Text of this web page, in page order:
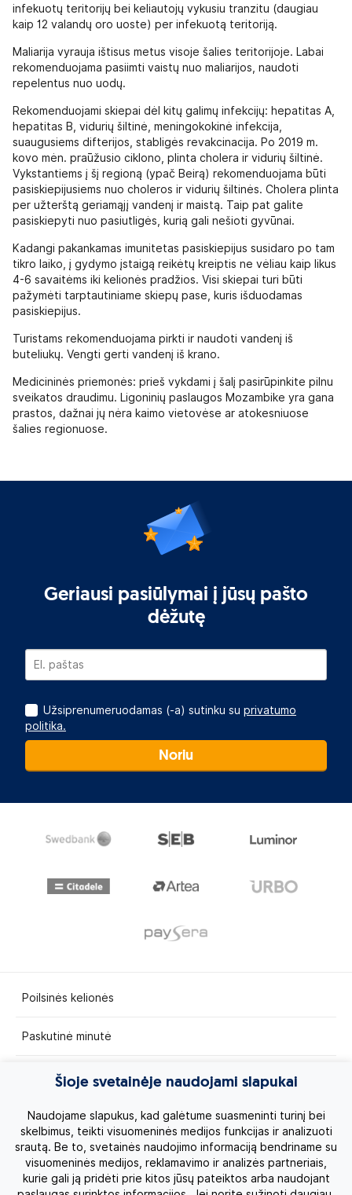
infekuotų teritorijų bei keliautojų vykusiu tranzitu (daugiau
kaip 12 valandų oro uoste) per infekuotą teritoriją.
Maliarija vyrauja ištisus metus visoje šalies teritorijoje. Labai
rekomenduojama pasiimti vaistų nuo maliarijos, naudoti
repelentus nuo uodų.
Rekomenduojami skiepai dėl kitų galimų infekcijų: hepatitas A,
hepatitas B, vidurių šiltinė, meningokokinė infekcija,
suaugusiems difterijos, stabligės revakcinacija. Po 2019 m.
kovo mėn. praūžusio ciklono, plinta cholera ir vidurių šiltinė.
Vykstantiems į šį regioną (ypač Beirą) rekomenduojama būti
pasiskiepijusiems nuo choleros ir vidurių šiltinės. Cholera plinta
per užterštą geriamąjį vandenį ir maistą. Taip pat galite
pasiskiepyti nuo pasiutligės, kurią gali nešioti gyvūnai.
Kadangi pakankamas imunitetas pasiskiepijus susidaro po tam
tikro laiko, į gydymo įstaigą reikėtų kreiptis ne vėliau kaip likus
4-6 savaitėms iki kelionės pradžios. Visi skiepai turi būti
pažymėti tarptautiniame skiepų pase, kuris išduodamas
pasiskiepijus.
Turistams rekomenduojama pirkti ir naudoti vandenį iš
buteliukų. Vengti gerti vandenį iš krano.
Medicininės priemonės: prieš vykdami į šalį pasirūpinkite pilnu
sveikatos draudimu. Ligoninių paslaugos Mozambike yra gana
prastos, dažnai jų nėra kaimo vietovėse ar atokesniuose
šalies regionuose.
Geriausi pasiūlymai į jūsų pašto
dėžutę
Užsiprenumeruodamas (-a) sutinku su privatumo
politika.
Noriu
Poilsinės kelionės
Paskutinė minutė
Egzotinės kelionės
Kruizai
Kelionės po Lietuvą
Apie mus
Šioje svetainėje naudojami slapukai
Naudojame slapukus, kad galėtume suasmeninti turinį bei
skelbimus, teikti visuomeninės medijos funkcijas ir analizuoti
srautą. Be to, svetainės naudojimo informaciją bendriname su
visuomeninės medijos, reklamavimo ir analizės partneriais,
kurie gali ją pridėti prie kitos jūsų pateiktos arba naudojant